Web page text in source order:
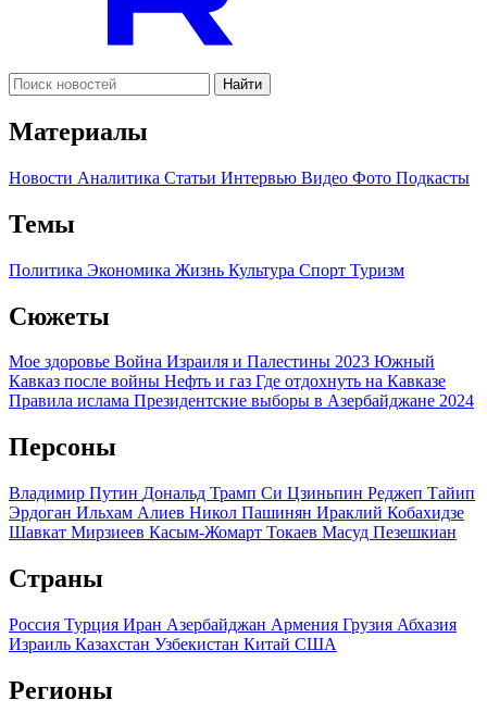
Найти
Материалы
Новости Аналитика Статьи Интервью Видео Фото Подкасты
Темы
Политика Экономика Жизнь Культура Спорт Туризм
Сюжеты
Мое здоровье Война Израиля и Палестины 2023 Южный
Кавказ после войны Нефть и газ Где отдохнуть на Кавказе
Правила ислама Президентские выборы в Азербайджане 2024
Персоны
Владимир Путин Дональд Трамп Си Цзиньпин Реджеп Тайип
Эрдоган Ильхам Алиев Никол Пашинян Ираклий Кобахидзе
Шавкат Мирзиеев Касым-Жомарт Токаев Масуд Пезешкиан
Страны
Россия Турция Иран Азербайджан Армения Грузия Абхазия
Израиль Казахстан Узбекистан Китай США
Регионы